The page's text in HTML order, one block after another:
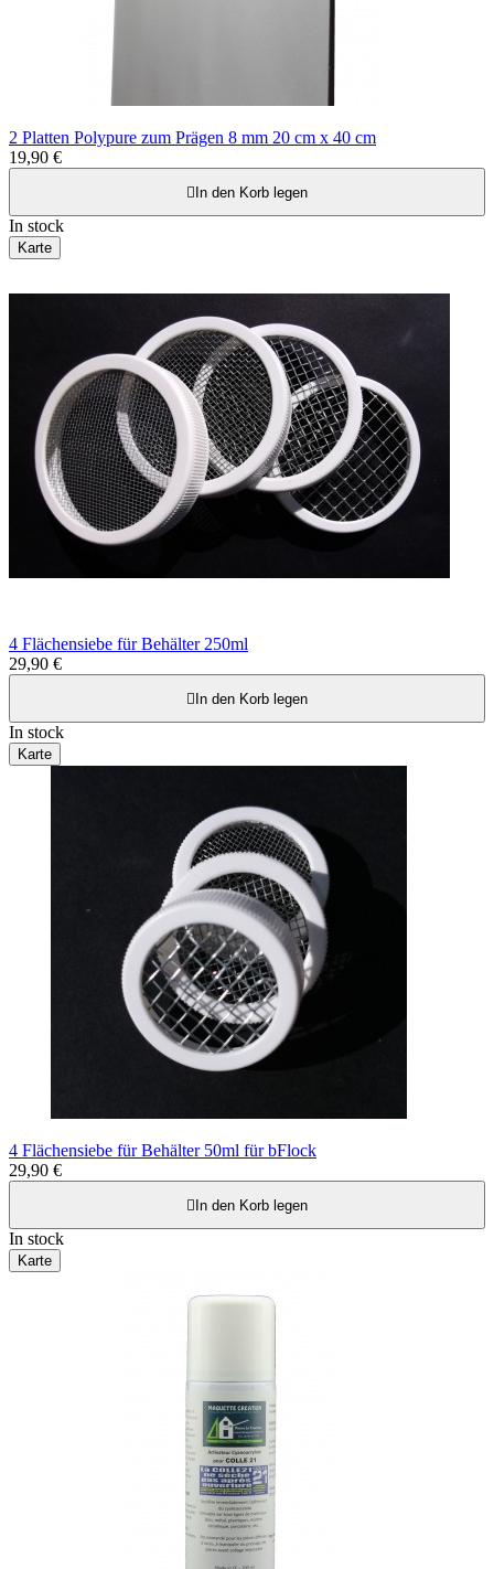
2 Platten Polypure zum Prägen 8 mm 20 cm x 40 cm
19,90 €
 In den Korb legen
In stock
Karte
4 Flächensiebe für Behälter 250ml
29,90 €
 In den Korb legen
In stock
Karte
4 Flächensiebe für Behälter 50ml für bFlock
29,90 €
 In den Korb legen
In stock
Karte